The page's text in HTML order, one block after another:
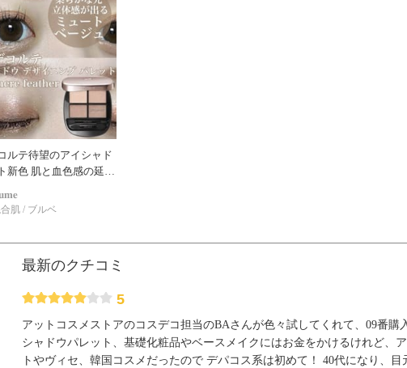
ルテ待望のアイシャド
色感の延長
なじみの良い色のみで
一体化し、肌と骨格を
るスキ
肌 / ブルベ
最新のクチコミ
5
アットコスメストアのコスデコ担当のBAさんが色々試してくれて、09番購
シャドウパレット、基礎化粧品やベースメイクにはお金をかけるけれど、
トやヴィセ、韓国コスメだったので デパコス系は初めて！ 40代になり、